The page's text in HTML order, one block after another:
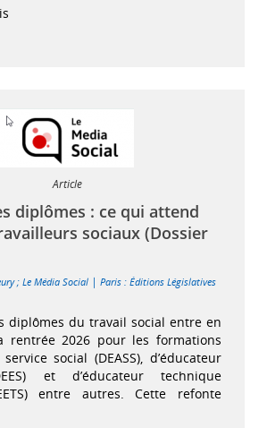
Article
diplômes : ce qui attend
sociaux (Dossier
; Le Média Social | Paris : Éditions Législatives
diplômes du travail social entre en
rentrée 2026 pour les formations
social (DEASS), d’éducateur
et d’éducateur technique
entre autres. Cette refonte